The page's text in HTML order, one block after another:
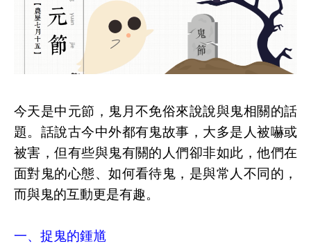
今天是中元節，鬼月不免俗來說說與鬼相關的話
題。話說古今中外都有鬼故事，大多是人被嚇或
被害，但有些與鬼有關的人們卻非如此，他們在
面對鬼的心態、如何看待鬼，是與常人不同的，
而與鬼的互動更是有趣。
一、捉鬼的鍾馗